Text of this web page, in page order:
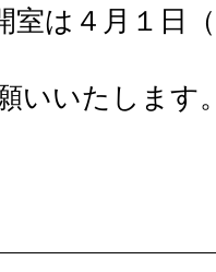
室は４月１日
いいたします